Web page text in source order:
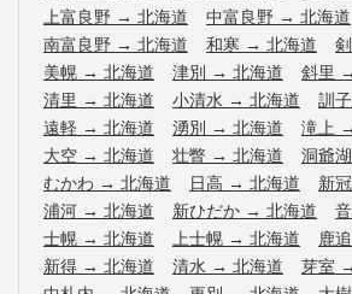
上富良野 → 北海道 中富良野 → 北海道
南富良野 → 北海道 和寒 → 北海道
美幌 → 北海道 津別 → 北海道 斜里 →
清里 → 北海道 小清水 → 北海道 訓
遠軽 → 北海道 湧別 → 北海道 滝上 →
大空 → 北海道 壮瞥 → 北海道 洞爺湖
むかわ → 北海道 日高 → 北海道 新冠
浦河 → 北海道 新ひだか → 北海道
士幌 → 北海道 上士幌 → 北海道 鹿追
新得 → 北海道 清水 → 北海道 芽室 →